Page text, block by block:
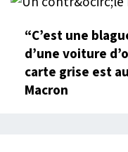
“C’est une
d’une voiture
carte grise est
Macron